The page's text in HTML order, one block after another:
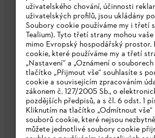
Společnost
O nás
Stáhnout katalog
Oznamovací
uživatelského chování, účinnosti
uživatelských profilů, jsou ukládány
Soubory cookie používáme my i třetí
Tealium). Tyto třetí strany mohou
mimo Evropský hospodářský
cookie, které používáme my a třetí
„Nastavení“ a „Oznámení o
tlačítko „Přijmout vše“ souhlasíte s
cookie a souvisejícím zpracováním
zákonem č. 127/2005 Sb., o
pozdějších předpisů, a s čl. 6 odst. 1
Kliknutím na tlačítko „Odmítnout
souborů cookie, které nejsou
můžete jednotlivé soubory cookie